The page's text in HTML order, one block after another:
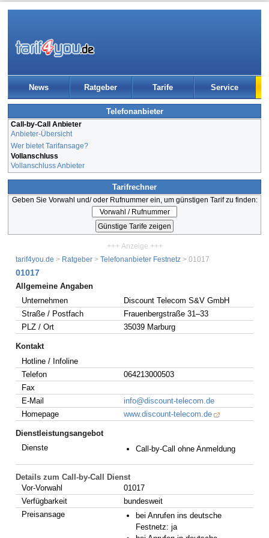
News Ratgeber Tarife Service
Telefonanbieter
Call-by-Call Anbieter
Anbieter-Übersicht
Wer bietet Tarifansage?
Vollanschluss
Vollanschluss Anbieter
Tarifrechner
Geben Sie Vorwahl und/ oder Rufnummer ein, um günstigen Tarif zu finden:
+++ Anzeige +++
tarif4you.de > Ratgeber > Telefonanbieter Festnetz > 01017
01017
Allgemeine Angaben
Unternehmen
Discount Telecom S&V GmbH
Straße / Postfach
Frauenbergstraße 31–33
PLZ / Ort
35039 Marburg
Kontakt
Hotline / Infoline
Telefon
064213000503
Fax
E-Mail
info@discount-telecom.de
Homepage
www.discount-telecom.de
Dienstleistungsangebot
Dienste
Call-by-Call ohne Anmeldung
Details zum Call-by-Call Dienst
Vor-Vorwahl
01017
Verfügbarkeit
bundesweit
Preisansage
bei Anrufen ins deutsche
Festnetz: ja